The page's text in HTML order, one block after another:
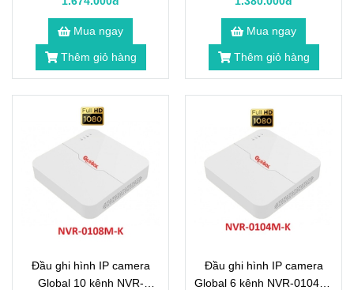
Mua ngay
Thêm giỏ hàng
Mua ngay
Thêm giỏ hàng
Đầu ghi hình IP camera
Global 10 kênh NVR-
Đầu ghi hình IP camera
Global 6 kênh NVR-0104M-